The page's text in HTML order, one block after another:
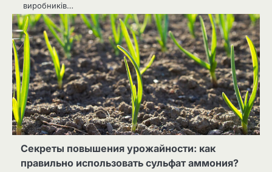
виробників…
Секреты повышения урожайности: как
правильно использовать сульфат аммония?